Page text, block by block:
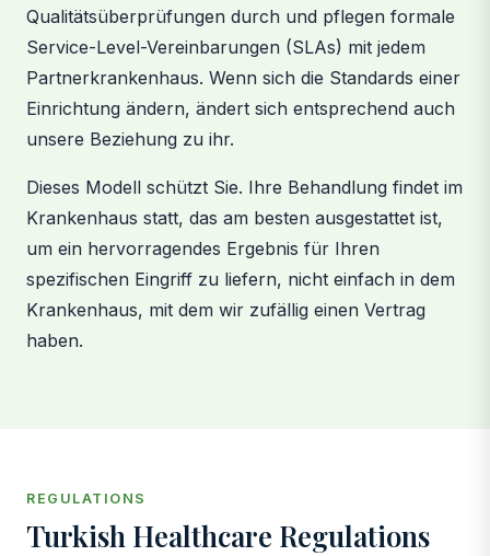
Qualitätsüberprüfungen durch und pflegen formale
Service-Level-Vereinbarungen (SLAs) mit jedem
Partnerkrankenhaus. Wenn sich die Standards einer
Einrichtung ändern, ändert sich entsprechend auch
unsere Beziehung zu ihr.
Dieses Modell schützt Sie. Ihre Behandlung findet im
Krankenhaus statt, das am besten ausgestattet ist,
um ein hervorragendes Ergebnis für Ihren
spezifischen Eingriff zu liefern, nicht einfach in dem
Krankenhaus, mit dem wir zufällig einen Vertrag
haben.
REGULATIONS
Turkish Healthcare Regulations